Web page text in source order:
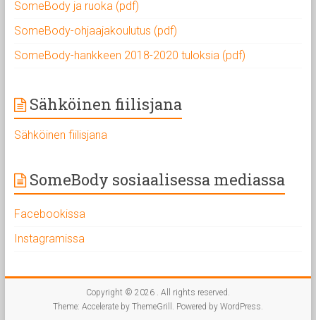
SomeBody ja ruoka (pdf)
SomeBody-ohjaajakoulutus (pdf)
SomeBody-hankkeen 2018-2020 tuloksia (pdf)
Sähköinen fiilisjana
Sähköinen fiilisjana
SomeBody sosiaalisessa mediassa
Facebookissa
Instagramissa
Copyright © 2026
. All rights reserved.
Theme: Accelerateby ThemeGrill. Powered by WordPress